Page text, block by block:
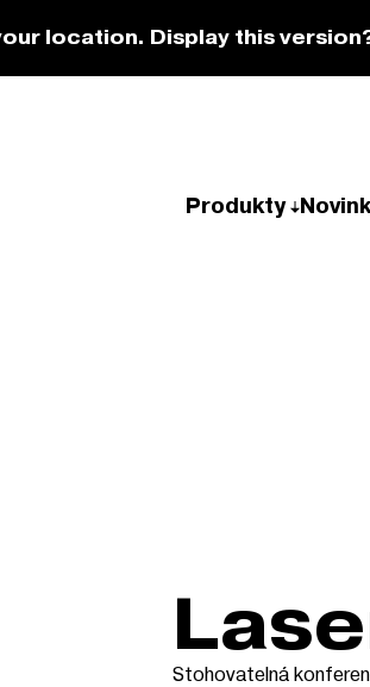
location. Display this
Produkty
Stohovatelná